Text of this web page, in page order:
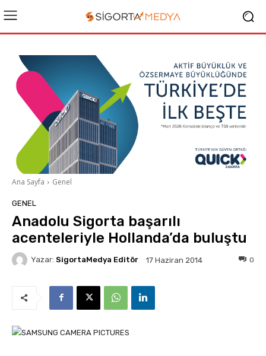
Ana Sayfa Genel
GENEL
Anadolu Sigorta başarılı
acenteleriyle Hollanda’da buluştu
Yazar: SigortaMedya Editör 17 Haziran 2014 0